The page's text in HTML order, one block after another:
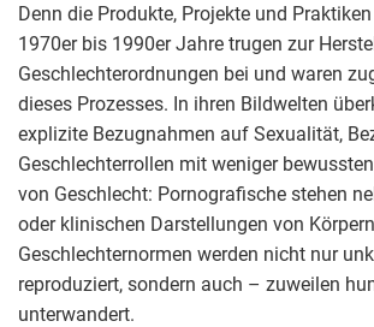
Denn die Produkte, Projekte und
1970er bis 1990er Jahre trugen zur
Geschlechterordnungen bei und waren
dieses Prozesses. In ihren Bildwelten
explizite Bezugnahmen auf Sexualität,
Geschlechterrollen mit weniger
von Geschlecht: Pornografische stehen
oder klinischen Darstellungen von
Geschlechternormen werden nicht nur
reproduziert, sondern auch – zuweilen
unterwandert.